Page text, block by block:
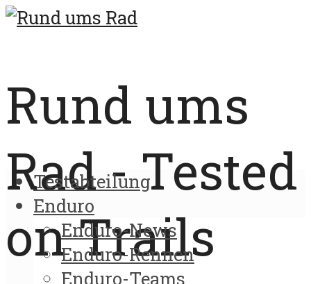
Rund ums
Rad - Tested
on Trails
Testabteilung
Enduro
Enduro-News
Enduro-Rennen
Enduro-Teams